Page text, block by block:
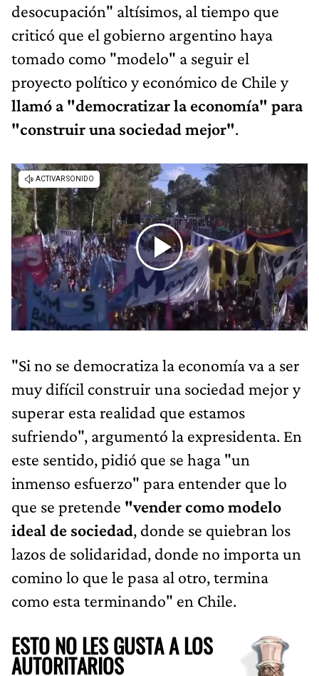
desocupación" altísimos, al tiempo que
criticó que el gobierno argentino haya
tomado como "modelo" a seguir el
proyecto político y económico de Chile y
llamó a "democratizar la economía" para
"construir una sociedad mejor".
"Si no se democratiza la economía va a ser
muy difícil construir una sociedad mejor y
superar esta realidad que estamos
sufriendo", argumentó la expresidenta. En
este sentido, pidió que se haga "un
inmenso esfuerzo" para entender que lo
que se pretende "vender como modelo
ideal de sociedad, donde se quiebran los
lazos de solidaridad, donde no importa un
comino lo que le pasa al otro, termina
como esta terminando" en Chile.
ESTO NO LES GUSTA A LOS
AUTORITARIOS